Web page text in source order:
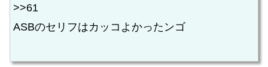
>>61
ASBのセリフはカッコよかったンゴ